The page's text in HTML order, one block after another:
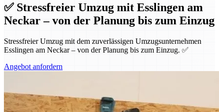
✅ Stressfreier Umzug mit Esslingen am
Neckar – von der Planung bis zum Einzug
Stressfreier Umzug mit dem zuverlässigen Umzugsunternehmen
Esslingen am Neckar – von der Planung bis zum Einzug. ✅
Angebot anfordern